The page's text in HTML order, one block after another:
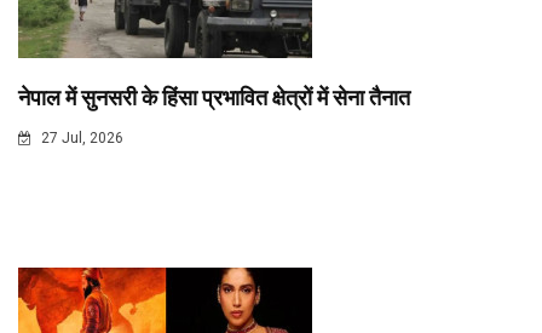
नेपाल में सुनसरी के हिंसा प्रभावित क्षेत्रों में सेना तैनात
27 Jul, 2026